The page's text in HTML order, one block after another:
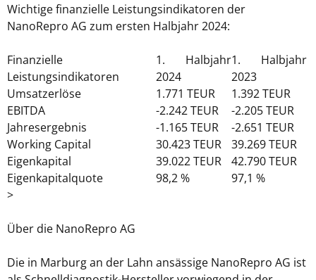
Wichtige finanzielle Leistungsindikatoren der
NanoRepro AG zum ersten Halbjahr 2024:
Finanzielle
Leistungsindikatoren
1.
Halbjahr
2024
1.
Halbjahr
2023
Umsatzerlöse
1.771 TEUR
1.392 TEUR
EBITDA
-2.242 TEUR
-2.205 TEUR
Jahresergebnis
-1.165 TEUR
-2.651 TEUR
Working Capital
30.423 TEUR
39.269 TEUR
Eigenkapital
39.022 TEUR
42.790 TEUR
Eigenkapitalquote
98,2 %
97,1 %
>
Über die NanoRepro AG
Die in Marburg an der Lahn ansässige NanoRepro AG ist